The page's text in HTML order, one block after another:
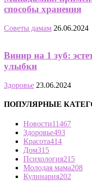
способы хранения
Советы дамам 26.06.2024
Винир на 1 зуб:
улыбки
Здоровье 23.06.2024
ПОПУЛЯРНЫЕ
Новости11467
Здоровье493
Красота414
Дом315
Психология215
Молодая мама208
Кулинария202